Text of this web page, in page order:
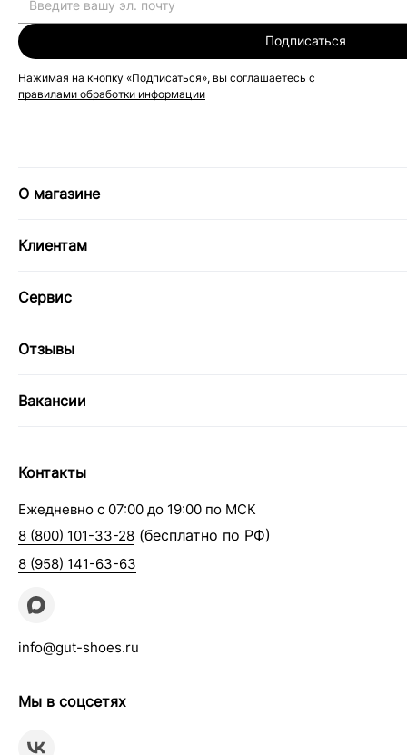
Подписаться
Нажимая на кнопку «Подписаться», вы соглашаетесь с
правилами обработки информации
О магазине
Клиентам
Сервис
Отзывы
Вакансии
Контакты
Ежедневно с 07:00 до 19:00 по МСК
8 (800) 101-33-28 (бесплатно по РФ)
8 (958) 141-63-63
info@gut-shoes.ru
Мы в соцсетях